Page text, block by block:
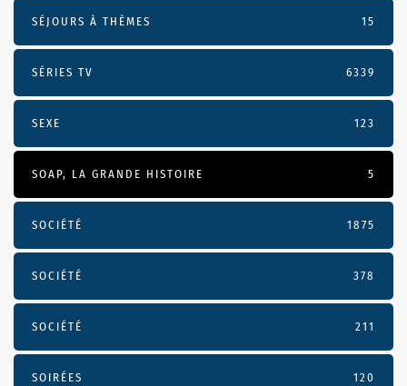
SÉJOURS À THÈMES 15
SÉRIES TV 6339
SEXE 123
SOAP, LA GRANDE HISTOIRE 5
SOCIÉTÉ 1875
SOCIÉTÉ 378
SOCIÉTÉ 211
SOIRÉES 120